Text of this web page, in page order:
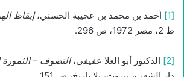
[1] أحمد بن محمد بن عجيبة الحسني،إيقاظ
ط 2، مصر 1972، ص 296.
[2] الدكتور أبو العلا عفيفي،التصوف – الثمورة